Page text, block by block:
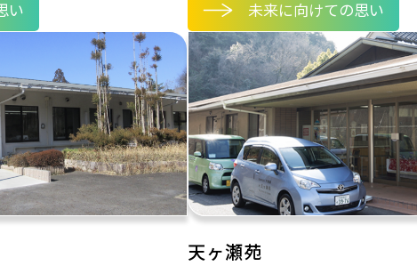
い 未来に向けての思い
天ヶ瀬苑